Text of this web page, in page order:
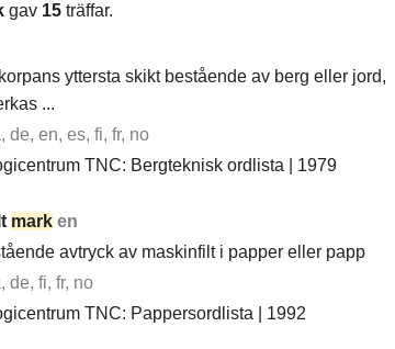
gav 15 träffar.
yttersta skikt bestående av berg eller jord,
...
de, en, es, fi, fr, no
TNC: Bergteknisk ordlista | 1979
mark en
avtryck av maskinfilt i papper eller papp
de, fi, fr, no
TNC: Pappersordlista | 1992